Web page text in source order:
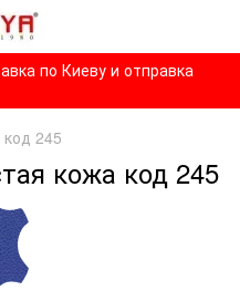
по Киеву и отправка
245
кожа код 245